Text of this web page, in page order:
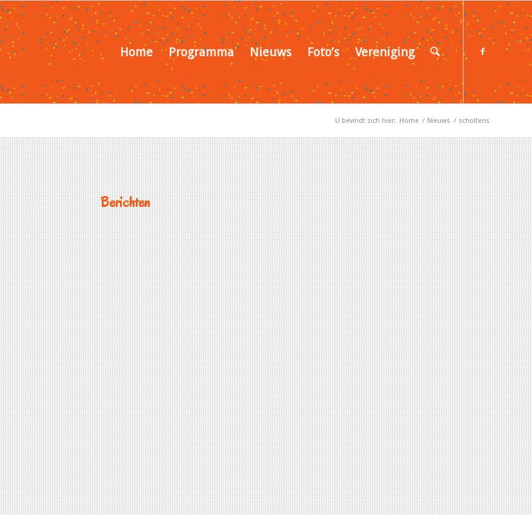
Home Programma Nieuws Foto’s Vereniging
U bevindt zich hier: Home / Nieuws / scholtens
Berichten